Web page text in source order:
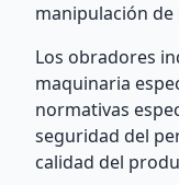
manipulación de
Los obradores
maquinaria
normativas
seguridad del
calidad del